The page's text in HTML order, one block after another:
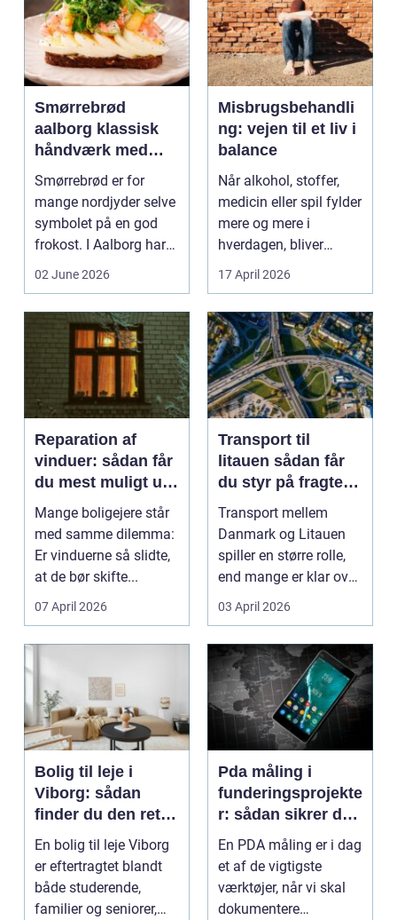
Smørrebrød
aalborg klassisk
håndværk med
moderne twist
Smørrebrød er for
mange nordjyder selve
symbolet på en god
frokost. I Aalborg har
02 June 2026
Misbrugsbehandli
ng: vejen til et liv i
balance
Når alkohol, stoffer,
medicin eller spil fylder
mere og mere i
hverdagen, bliver
grænsen...
17 April 2026
Reparation af
vinduer: sådan får
du mest muligt ud
af dine gamle
vinduer
Mange boligejere står
med samme dilemma:
Er vinduerne så slidte,
at de bør skifte...
07 April 2026
Transport til
litauen sådan får
du styr på fragten
til baltikum
Transport mellem
Danmark og Litauen
spiller en større rolle,
end mange er klar over.
Litauen er et n...
03 April 2026
Bolig til leje i
Viborg: sådan
finder du den rette
lejlighed
En bolig til leje Viborg
er eftertragtet blandt
både studerende,
familier og seniorer,
Pda måling i
funderingsprojekte
r: sådan sikrer du
dokumenteret
bæreevne
En PDA måling er i dag
et af de vigtigste
værktøjer, når vi skal
dokumentere